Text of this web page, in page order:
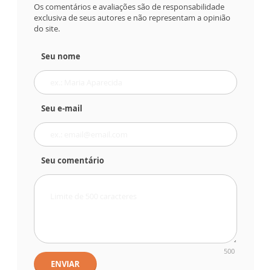
Os comentários e avaliações são de responsabilidade
exclusiva de seus autores e não representam a opinião
do site.
Seu nome
Seu e-mail
Seu comentário
500
ENVIAR